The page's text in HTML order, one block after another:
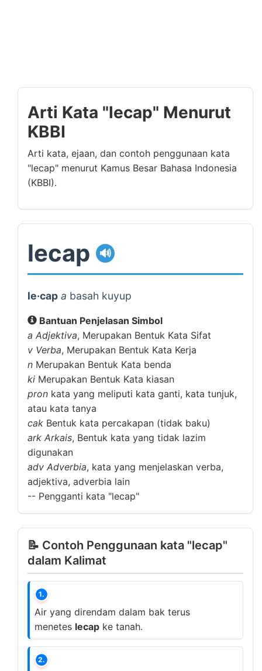
Arti Kata "lecap" Menurut
KBBI
Arti kata, ejaan, dan contoh penggunaan kata
"lecap" menurut Kamus Besar Bahasa Indonesia
(KBBI).
lecap 🔊
le·cap a basah kuyup
Bantuan Penjelasan Simbol
a Adjektiva, Merupakan Bentuk Kata Sifat
v Verba, Merupakan Bentuk Kata Kerja
n Merupakan Bentuk Kata benda
ki Merupakan Bentuk Kata kiasan
pron kata yang meliputi kata ganti, kata tunjuk,
atau kata tanya
cak Bentuk kata percakapan (tidak baku)
ark Arkais, Bentuk kata yang tidak lazim
digunakan
adv Adverbia, kata yang menjelaskan verba,
adjektiva, adverbia lain
-- Pengganti kata "lecap"
📝 Contoh Penggunaan kata "lecap"
dalam Kalimat
1.
Air yang direndam dalam bak terus
menetes lecap ke tanah.
2.